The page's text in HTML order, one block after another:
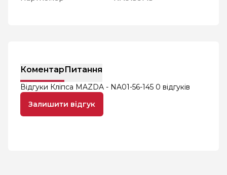
КоментарПитання
Відгуки Кліпса MAZDA - NA01-56-145 0 відгуків
Залишити відгук